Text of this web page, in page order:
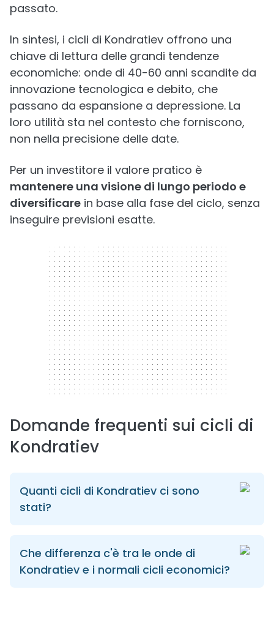
passato.
In sintesi, i cicli di Kondratiev offrono una
chiave di lettura delle grandi tendenze
economiche: onde di 40-60 anni scandite da
innovazione tecnologica e debito, che
passano da espansione a depressione. La
loro utilità sta nel contesto che forniscono,
non nella precisione delle date.
Per un investitore il valore pratico è
mantenere una visione di lungo periodo e
diversificare in base alla fase del ciclo, senza
inseguire previsioni esatte.
300 x 250
Domande frequenti sui cicli di
Kondratiev
Quanti cicli di Kondratiev ci sono
stati?
Che differenza c'è tra le onde di
Kondratiev e i normali cicli economici?